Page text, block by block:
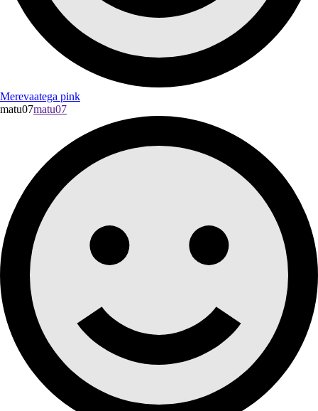
Merevaatega pink
matu07matu07